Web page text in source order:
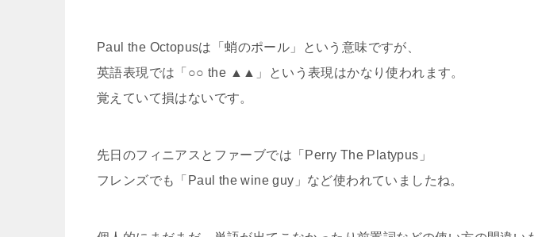
Paul the Octopusは「蛸のポール」という意味ですが、
英語表現では「○○ the ▲▲」という表現はかなり使われます。
覚えていて損はないです。
先日のフィニアスとファーブでは「Perry The Platypus」
フレンズでも「Paul the wine guy」など使われていましたね。